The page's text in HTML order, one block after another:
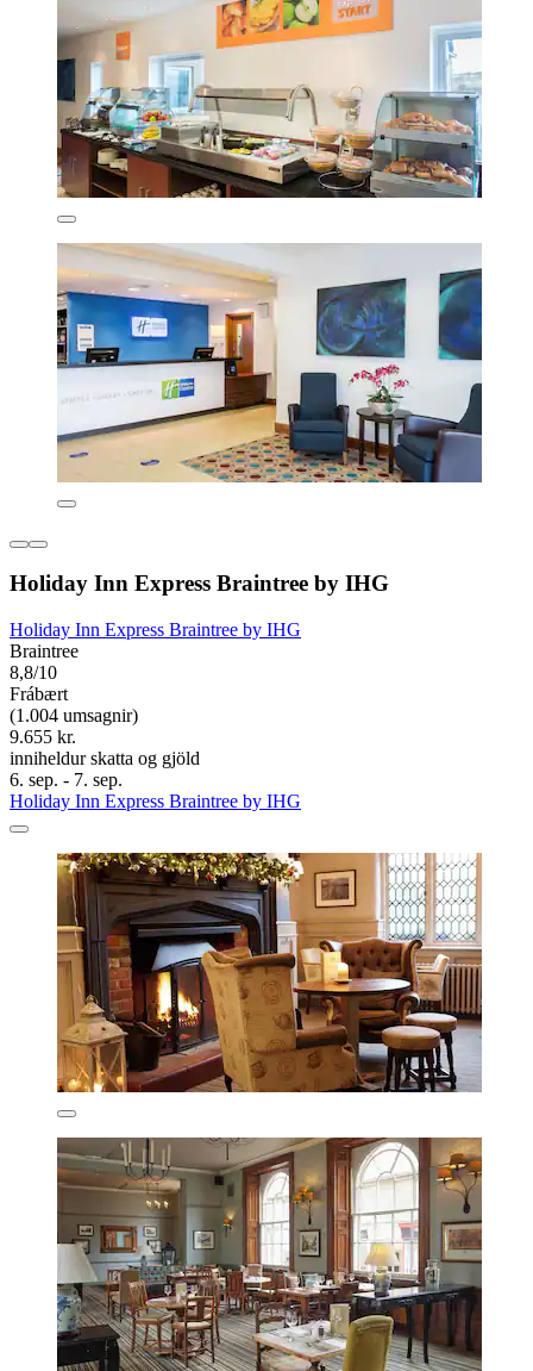
Holiday Inn Express Braintree by IHG
Holiday Inn Express Braintree by IHG
Braintree
8,8/10
Frábært
(1.004 umsagnir)
9.655 kr.
inniheldur skatta og gjöld
6. sep. - 7. sep.
Holiday Inn Express Braintree by IHG